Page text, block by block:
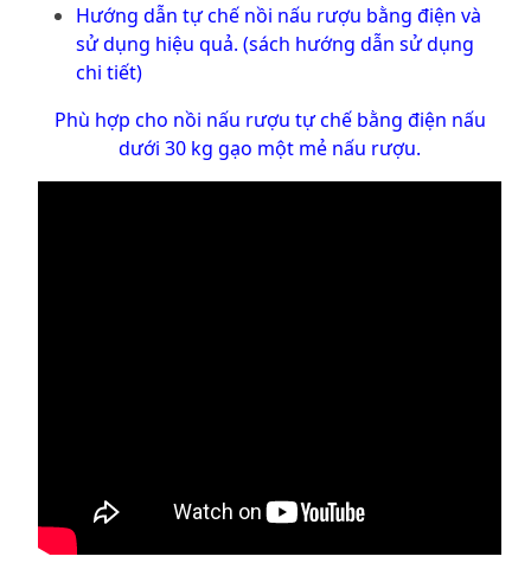
Hướng dẫn tự chế nồi nấu rượu bằng điện và
sử dụng hiệu quả. (sách hướng dẫn sử dụng
chi tiết)
Phù hợp cho nồi nấu rượu tự chế bằng điện nấu
dưới 30 kg gạo một mẻ nấu rượu.